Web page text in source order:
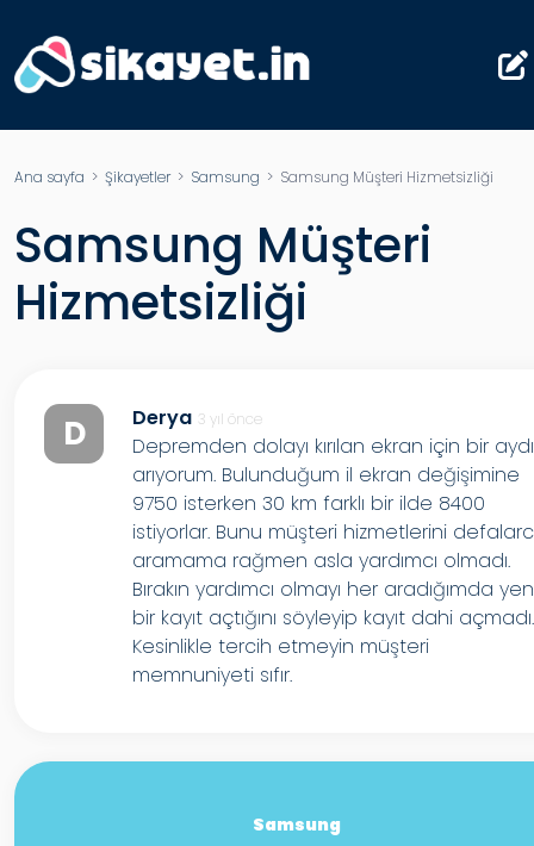
Ana sayfa > Şikayetler> Samsung > Samsung Müşteri Hizmetsizliği
Samsung Müşteri
Hizmetsizliği
D Derya 3 yıl önce
Depremden dolayı kırılan ekran için bir
arıyorum. Bulunduğum il ekran değişimine
9750 isterken 30 km farklı bir ilde 8400
istiyorlar. Bunu müşteri hizmetlerini
aramama rağmen asla yardımcı olmadı.
Bırakın yardımcı olmayı her aradığımda
bir kayıt açtığını söyleyip kayıt dahi açmadı.
Kesinlikle tercih etmeyin müşteri
memnuniyeti sıfır.
Samsung